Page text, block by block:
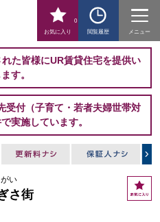
お気に入り
0
閲覧履歴
メニュー
た皆様にUR賃貸住宅を提供い
す。
受付（子育て・若者夫婦世帯対
実施しています。
い
さ街
お
気